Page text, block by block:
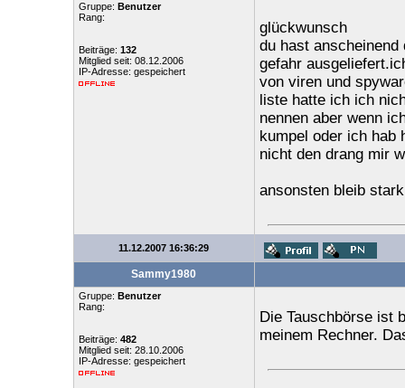
Gruppe: Benutzer
Rang:
Beiträge: 132
Mitglied seit: 08.12.2006
IP-Adresse: gespeichert
glückwunsch
du hast
gefahr
von viren und
liste hatte ich ich
nennen aber wenn
kumpel oder ich hab
nicht den drang mir
ansonsten bleib
11.12.2007 16:36:29
Sammy1980
Gruppe: Benutzer
Rang:
Beiträge: 482
Mitglied seit: 28.10.2006
IP-Adresse: gespeichert
Die Tauschbörse ist
meinem Rechner.